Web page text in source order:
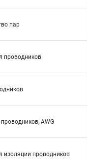
пар
проводников
AWG
изоляции проводников